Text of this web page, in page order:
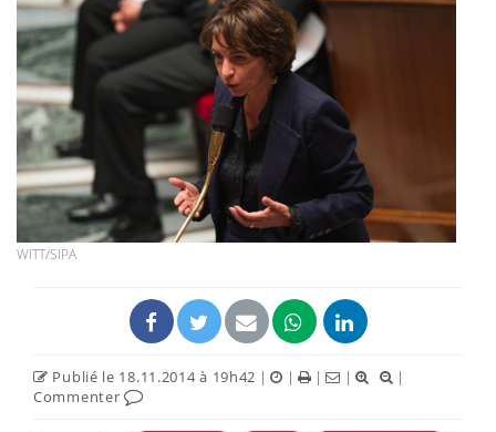
WITT/SIPA
Publié le 18.11.2014 à 19h42 | | | |
|
Commenter